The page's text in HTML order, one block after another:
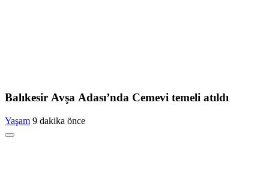
Balıkesir Avşa Adası’nda Cemevi temeli atıldı
Yaşam 9 dakika önce